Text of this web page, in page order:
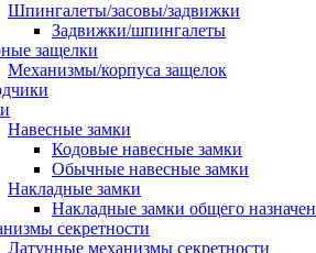
Шпингалеты/засовы/задвижки
Задвижки/шпингалеты
защелки
Механизмы/корпуса защелок
Навесные замки
Кодовые навесные замки
Обычные навесные замки
Накладные замки
Накладные замки общего
секретности
Латунные механизмы секретности